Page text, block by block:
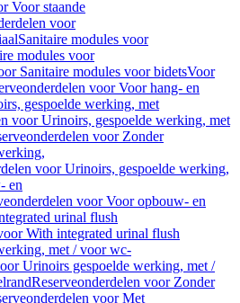
Voor staande
voor
Sanitaire modules voor
modules voor
Sanitaire modules voor bidetsVoor
voor Voor hang- en
gespoelde werking, met
voor Urinoirs, gespoelde werking, met
voor Zonder
voor Urinoirs, gespoelde werking,
en
voor Voor opbouw- en
urinal flush
With integrated urinal flush
met / voor wc-
Urinoirs gespoelde werking, met /
Reserveonderdelen voor Zonder
voor Met